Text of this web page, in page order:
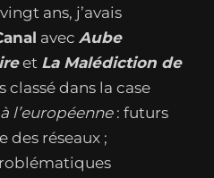
ans, j’avais
avec Aube
et La Malédiction de
classé dans la case
à l’européenne: futurs
des réseaux ;